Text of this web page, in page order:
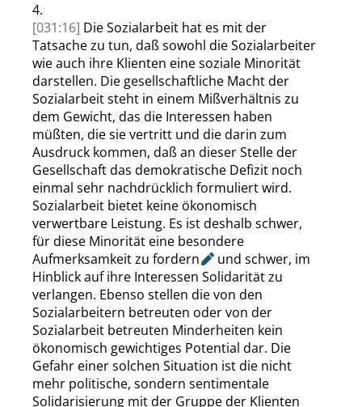
4.
[031:16] Die Sozialarbeit hat es mit der
Tatsache zu tun, daß sowohl die Sozialarbeiter
wie auch ihre Klienten eine soziale Minorität
darstellen. Die gesellschaftliche Macht der
Sozialarbeit steht in einem Mißverhältnis zu
dem Gewicht, das die Interessen haben
müßten, die sie vertritt und die darin zum
Ausdruck kommen, daß an dieser Stelle der
Gesellschaft das demokratische Defizit noch
einmal sehr nachdrücklich formuliert wird.
Sozialarbeit bietet keine ökonomisch
verwertbare Leistung. Es ist deshalb schwer,
für diese Minorität eine besondere
Aufmerksamkeit zu fordern
und schwer, im
Hinblick auf ihre Interessen Solidarität zu
verlangen. Ebenso stellen die von den
Sozialarbeitern betreuten oder von der
Sozialarbeit betreuten Minderheiten kein
ökonomisch gewichtiges Potential dar. Die
Gefahr einer solchen Situation ist die nicht
mehr politische, sondern sentimentale
Solidarisierung mit der Gruppe der Klienten